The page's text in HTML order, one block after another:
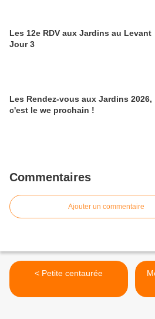
Les 12e RDV aux Jardins au Levant
Jour 3
Les Rendez-vous aux Jardins 2026,
c'est le we prochain !
Commentaires
Ajouter un commentaire
< Petite centaurée